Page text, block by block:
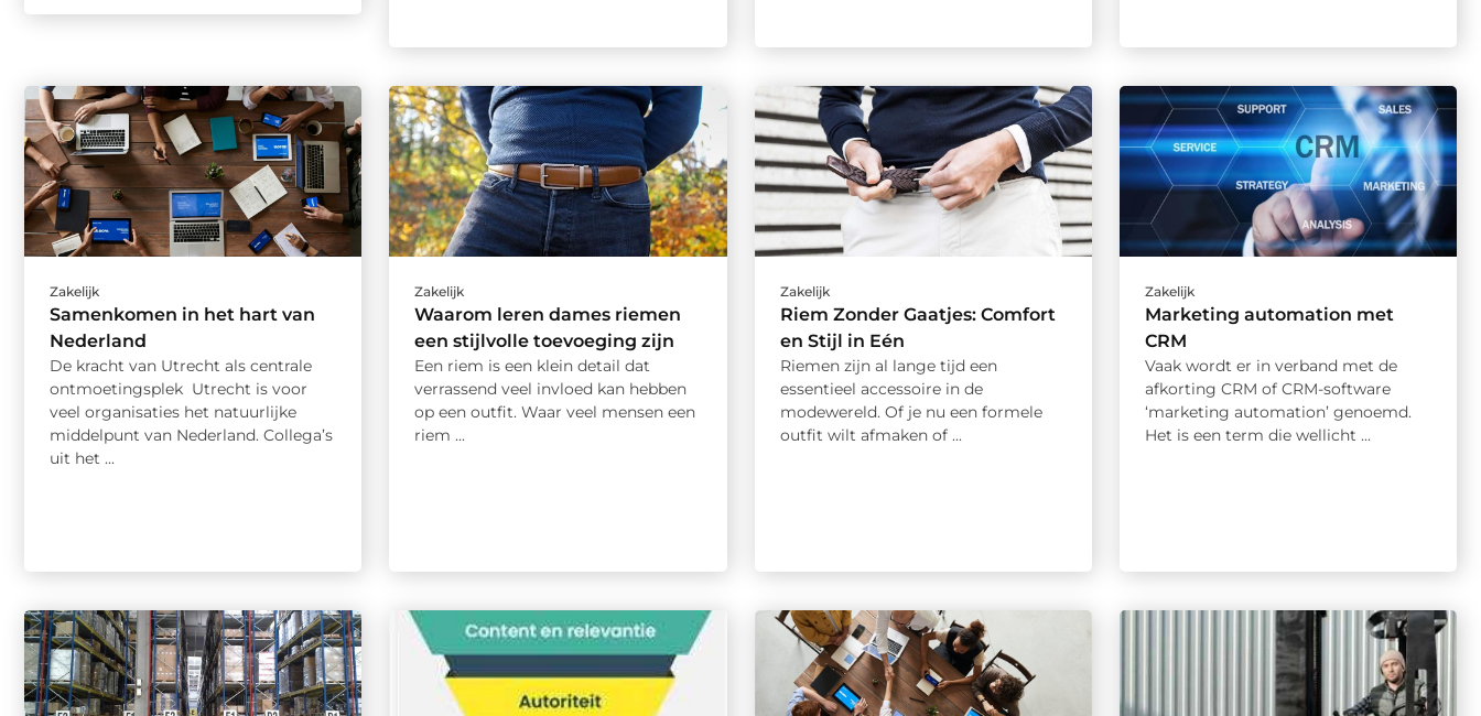
Zakelijk
Samenkomen in het hart van
Nederland
De kracht van Utrecht als centrale
ontmoetingsplek Utrecht is voor
veel organisaties het natuurlijke
middelpunt van Nederland. Collega’s
uit het ...
Zakelijk
Waarom leren dames riemen
een stijlvolle toevoeging zijn
Een riem is een klein detail dat
verrassend veel invloed kan hebben
op een outfit. Waar veel mensen een
riem ...
Zakelijk
Riem Zonder Gaatjes: Comfort
en Stijl in Eén
Riemen zijn al lange tijd een
essentieel accessoire in de
modewereld. Of je nu een formele
outfit wilt afmaken of ...
Zakelijk
Marketing automation met
CRM
Vaak wordt er in verband met de
afkorting CRM of CRM-software
‘marketing automation’ genoemd.
Het is een term die wellicht ...